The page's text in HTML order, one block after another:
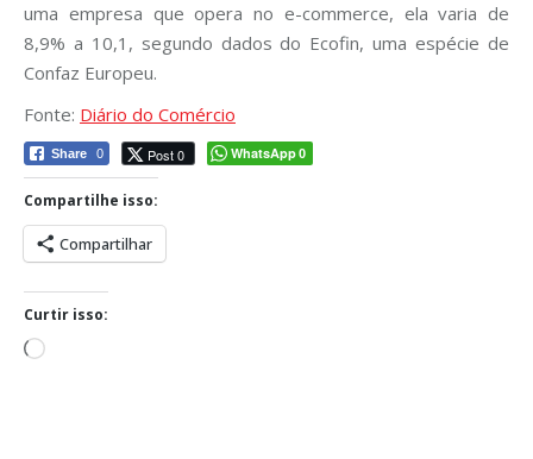
uma empresa que opera no e-commerce, ela varia de
8,9% a 10,1, segundo dados do Ecofin, uma espécie de
Confaz Europeu.
Fonte: Diário do Comércio
Share 0 Post 0 WhatsApp0
Compartilhe isso:
Compartilhar
Curtir isso:
Carregando...